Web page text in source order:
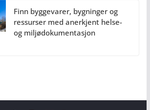
Finn byggevarer, bygninger og
ressurser med anerkjent helse-
og miljødokumentasjon